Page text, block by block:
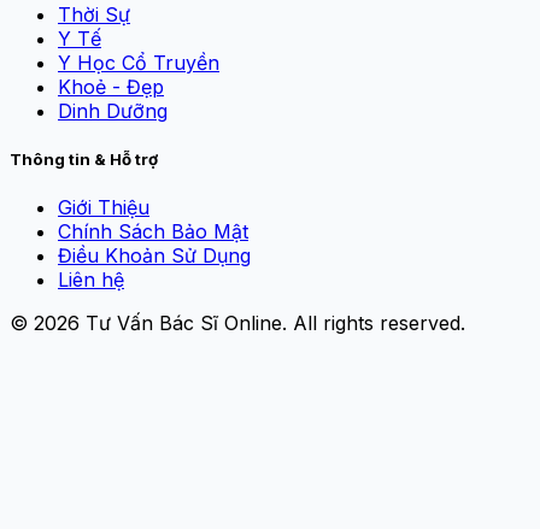
Thời Sự
Y Tế
Y Học Cổ Truyền
Khoẻ - Đẹp
Dinh Dưỡng
Thông tin & Hỗ trợ
Giới Thiệu
Chính Sách Bảo Mật
Điều Khoản Sử Dụng
Liên hệ
© 2026 Tư Vấn Bác Sĩ Online. All rights reserved.